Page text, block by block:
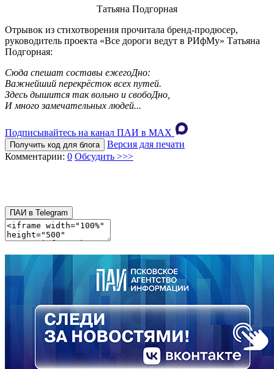
Татьяна Подгорная
Отрывок из стихотворения прочитала бренд-продюсер,
руководитель проекта «Все дороги ведут в РИфМу» Татьяна
Подгорная:
Сюда спешат составы ежегоДно:
Важнейший перекрёсток всех путей.
Здесь дышится так вольно и свобоДно,
И много замечательных людей...
Подписывайтесь на канал ПАИ в MAХ
Получить код для блога
Версия для печати
Комментарии: 0 Обсудить >>>
ПАИ в Telegram